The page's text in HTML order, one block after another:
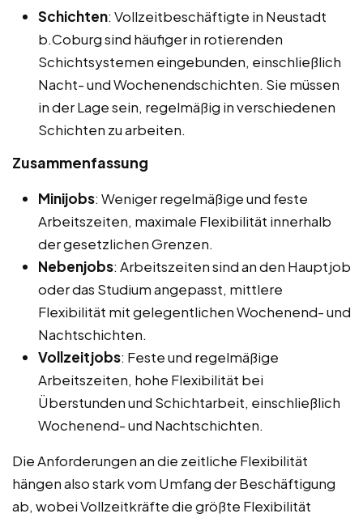
Schichten: Vollzeitbeschäftigte in Neustadt
b.Coburg sind häufiger in rotierenden
Schichtsystemen eingebunden, einschließlich
Nacht- und Wochenendschichten. Sie müssen
in der Lage sein, regelmäßig in verschiedenen
Schichten zu arbeiten.
Zusammenfassung
Minijobs: Weniger regelmäßige und feste
Arbeitszeiten, maximale Flexibilität innerhalb
der gesetzlichen Grenzen.
Nebenjobs: Arbeitszeiten sind an den Hauptjob
oder das Studium angepasst, mittlere
Flexibilität mit gelegentlichen Wochenend- und
Nachtschichten.
Vollzeitjobs: Feste und regelmäßige
Arbeitszeiten, hohe Flexibilität bei
Überstunden und Schichtarbeit, einschließlich
Wochenend- und Nachtschichten.
Die Anforderungen an die zeitliche Flexibilität
hängen also stark vom Umfang der Beschäftigung
ab, wobei Vollzeitkräfte die größte Flexibilität